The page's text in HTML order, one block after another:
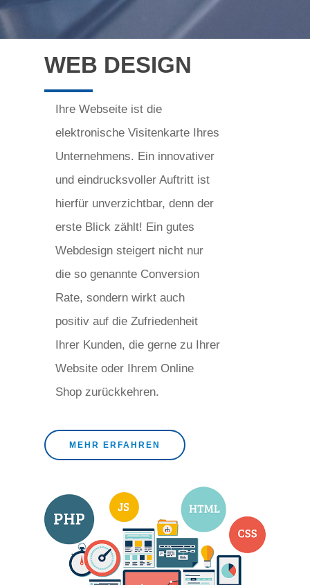
WEB DESIGN
Ihre Webseite ist die
elektronische Visitenkarte Ihres
Unternehmens. Ein innovativer
und eindrucksvoller Auftritt ist
hierfür unverzichtbar, denn der
erste Blick zählt! Ein gutes
Webdesign steigert nicht nur
die so genannte Conversion
Rate, sondern wirkt auch
positiv auf die Zufriedenheit
Ihrer Kunden, die gerne zu Ihrer
Website oder Ihrem Online
Shop zurückkehren.
MEHR ERFAHREN